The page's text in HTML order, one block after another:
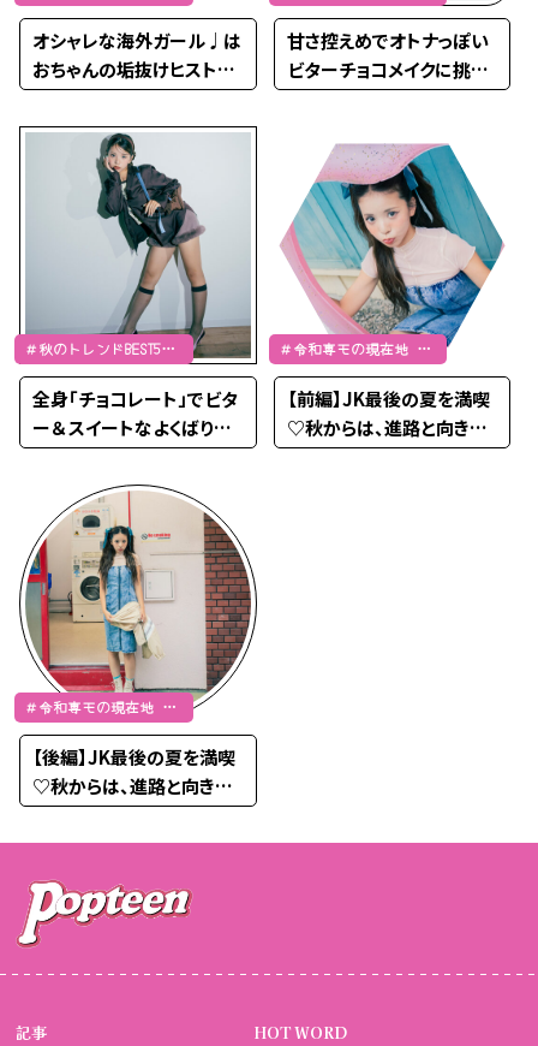
ル ＃久保田葉央
オシャレな海外ガール♩は
おちゃんの垢抜けヒストリ
ー♡
＃AWトレンド ＃久保田
葉央
甘さ控えめでオトナっぽい
ビターチョコメイクに挑戦
♡
＃秋のトレンドBEST5
＃AWトレンド ＃久保田
葉央
全身「チョコレート」でビタ
ー＆ スイートなよくばりコ
ーデ♡
＃令和専モの現在地 ＃
久保田葉央
【前編】JK最後の夏を満喫
♡秋からは、進路と向きあ
う予定
＃令和専モの現在地 ＃
久保田葉央
【後編】JK最後の夏を満喫
♡秋からは、進路と向きあ
う予定
記事 HOT WORD